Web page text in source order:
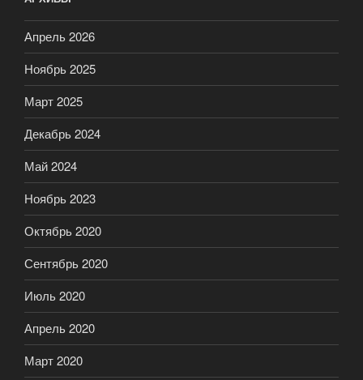
Апрель 2026
Ноябрь 2025
Март 2025
Декабрь 2024
Май 2024
Ноябрь 2023
Октябрь 2020
Сентябрь 2020
Июль 2020
Апрель 2020
Март 2020